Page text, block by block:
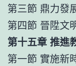
第三節 鼎力發
第四節 晉陞文
第十五章 推進
第一節 實施新